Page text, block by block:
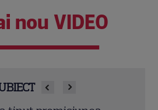
nou VIDEO